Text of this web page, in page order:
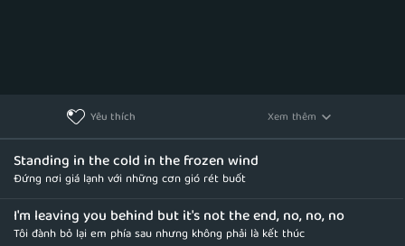
Yêu thích Xem thêm
Standing in the cold in the frozen wind
Đứng nơi giá lạnh với những cơn gió rét buốt
I'm leaving you behind but it's not the end, no, no, no
Tôi đành bỏ lại em phía sau nhưng không phải là kết thúc